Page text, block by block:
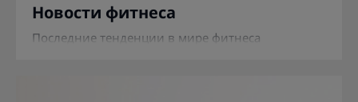
Новости фитнеса
Последние тенденции в мире фитнеса